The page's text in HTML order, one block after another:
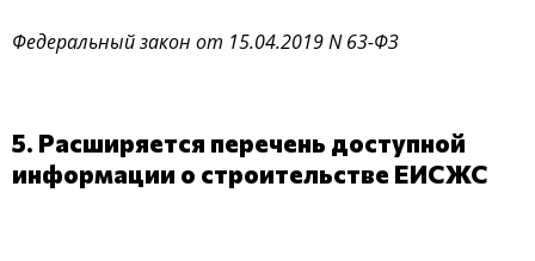
Федеральный закон от 15.04.2019 N 63-ФЗ
5. Расширяется перечень доступной
информации о строительстве ЕИСЖС